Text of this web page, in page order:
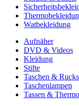
Watbekleidung
Aufnäher
DVD & Videos
Kleidung
Stifte
Taschen &
Taschenlampen
Tassen &